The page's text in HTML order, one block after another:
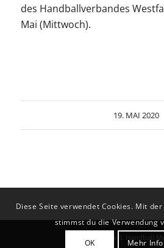
des Handballverbandes
Mai (Mittwoch).
19. MAI 2020
© Copyright - VfL Handball
Diese Seite verwendet Cookies. Mit
stimmst du die Verwendung
OK Mehr